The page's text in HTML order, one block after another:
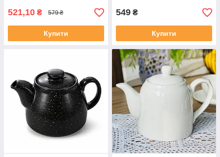
521,10 ₴ 579 ₴
Купити
549 ₴
Купити